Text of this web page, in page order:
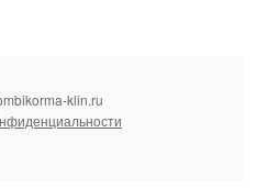
klin.ru